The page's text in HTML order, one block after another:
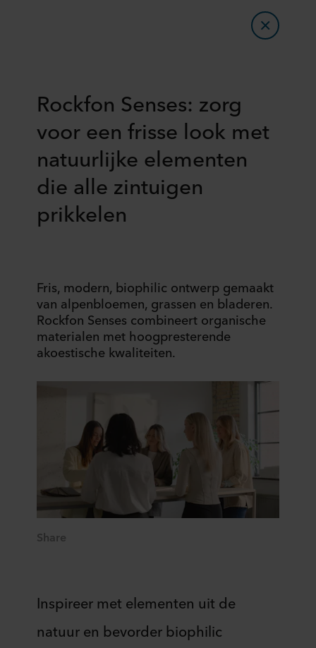
Rockfon Senses: zorg
voor een frisse look met
natuurlijke elementen
die alle zintuigen
prikkelen
Fris, modern, biophilic ontwerp gemaakt
van alpenbloemen, grassen en bladeren.
Rockfon Senses combineert organische
materialen met hoogpresterende
akoestische kwaliteiten.
Share
Inspireer met elementen uit de
natuur en bevorder biophilic